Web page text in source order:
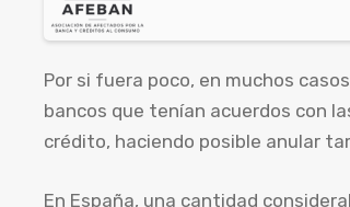
Por si fuera poco, en muchos
bancos que tenían acuerdos con
crédito, haciendo posible anular
En España, una cantidad